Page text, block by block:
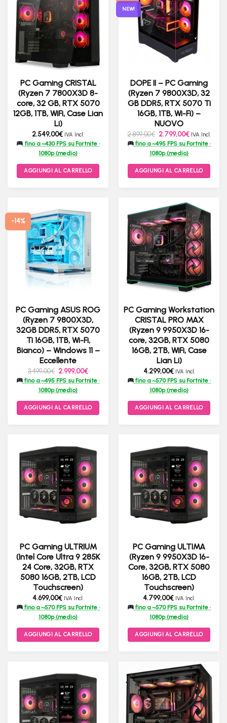
PC Gaming CRISTAL
(Ryzen 7 7800X3D 8-
core, 32 GB, RTX 5070
12GB, 1TB, WiFi, Case Lian
Li)
2.549,00€ IVA Incl.
fino a ~430 FPS su Fortnite ·
1080p (medio)
AGGIUNGI AL CARRELLO
NEW!
DOPE II – PC Gaming
(Ryzen 7 9800X3D, 32
GB DDR5, RTX 5070 Ti
16GB, 1TB, Wi-Fi) –
NUOVO
2.899,00€ Il
prezzo
originale
era:
2.799,00€Il
prezzo
attuale
IVA Incl.
fino a ~495 FPS su Fortnite ·
1080p (medio)
AGGIUNGI AL CARRELLO
-14%
PC Gaming ASUS ROG
(Ryzen 7 9800X3D,
32GB DDR5, RTX 5070
Ti 16GB, 1TB, Wi-Fi,
Bianco) – Windows 11 –
Eccellente
3.499,00€ Il
prezzo
originale
era:
2.999,00€Il
prezzo
attuale
fino a ~495 FPS su Fortnite ·
1080p (medio)
AGGIUNGI AL CARRELLO
PC Gaming Workstation
CRISTAL PRO MAX
(Ryzen 9 9950X3D 16-
core, 32GB, RTX 5080
16GB, 2TB, WiFi, Case
Lian Li)
4.299,00€ IVA Incl.
fino a ~570 FPS su Fortnite ·
1080p (medio)
AGGIUNGI AL CARRELLO
PC Gaming ULTRIUM
(Intel Core Ultra 9 285K
24 Core, 32GB, RTX
5080 16GB, 2TB, LCD
Touchscreen)
4.699,00€ IVA Incl.
fino a ~570 FPS su Fortnite ·
1080p (medio)
AGGIUNGI AL CARRELLO
PC Gaming ULTIMA
(Ryzen 9 9950X3D 16-
Core, 32GB, RTX 5080
16GB, 2TB, LCD
Touchscreen)
4.799,00€ IVA Incl.
fino a ~570 FPS su Fortnite ·
1080p (medio)
AGGIUNGI AL CARRELLO